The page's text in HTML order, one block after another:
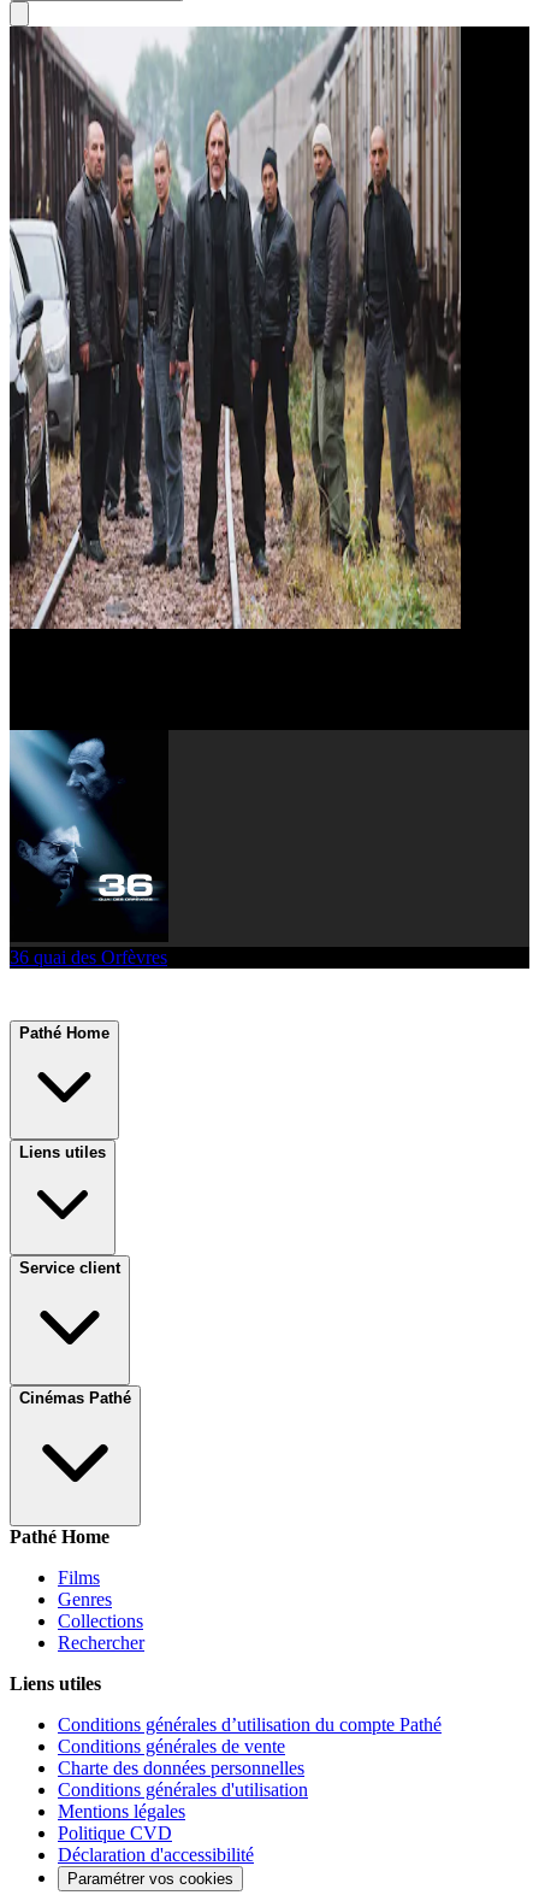
36 quai des Orfèvres
Pathé Home
Liens utiles
Service client
Cinémas Pathé
Pathé Home
Films
Genres
Collections
Rechercher
Liens utiles
Conditions générales d’utilisation du compte Pathé
Conditions générales de vente
Charte des données personnelles
Conditions générales d'utilisation
Mentions légales
Politique CVD
Déclaration d'accessibilité
Paramétrer vos cookies